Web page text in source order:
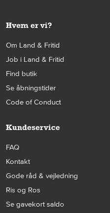
Hvem er vi?
Om Land & Fritid
Job i Land & Fritid
Find butik
Se åbningstider
Code of Conduct
Kundeservice
FAQ
Kontakt
Gode råd & vejledning
Ris og Ros
Se gavekort saldo